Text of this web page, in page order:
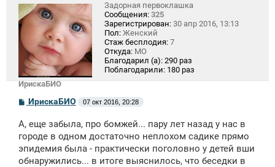
ИрискаБИО
Задорная первоклашка
Сообщения: 325
Зарегистрирован: 30 апр 2016, 13:13
Пол: Женский
Стаж бесплодия: 7
Откуда: МО
Благодарил (а): 290 раз
Поблагодарили: 180 раз
С
б
щ
е
н
и
ИрискаБИО 07 окт 2016, 20:28
А, еще забыла, про бомжей... пару лет назад у нас в
городе в одном достаточно неплохом садике прямо
эпидемия была - практически поголовно у детей вши
обнаружились... в итоге выяснилось, что беседки в